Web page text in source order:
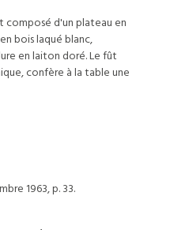
composé d'un plateau en
bois laqué blanc,
en laiton doré. Le fût
confère à la table une
1963, p. 33.